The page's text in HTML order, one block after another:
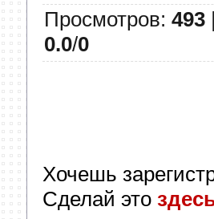
Просмотров: 493
0.0/0
Хочешь
Сделай это